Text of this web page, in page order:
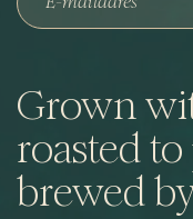
Grown
roasted
brewed